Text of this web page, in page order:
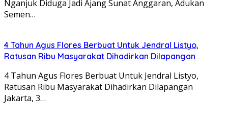
Nganjuk Diduga Jadi Ajang Sunat Anggaran, Adukan
Semen…
4 Tahun Agus Flores Berbuat Untuk Jendral Listyo,
Ratusan Ribu Masyarakat Dihadirkan Dilapangan
4 Tahun Agus Flores Berbuat Untuk Jendral Listyo,
Ratusan Ribu Masyarakat Dihadirkan Dilapangan
Jakarta, 3…